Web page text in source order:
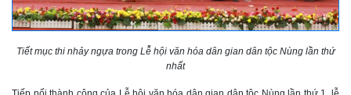
Tiết mục thi nhảy ngựa trong Lễ hội văn hóa dân gian dân tộc Nùng lần thứ
nhất